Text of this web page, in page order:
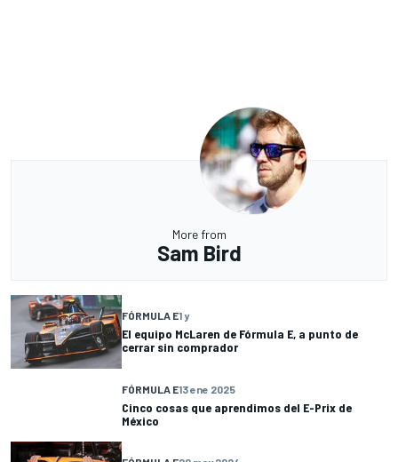
More from
Sam Bird
FÓRMULA E1 y
El equipo McLaren de Fórmula E, a punto de
cerrar sin comprador
FÓRMULA E13 ene 2025
Cinco cosas que aprendimos del E-Prix de
México